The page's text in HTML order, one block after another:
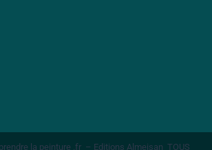
la peinture .fr – Editions Almeisan TOUS